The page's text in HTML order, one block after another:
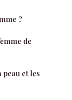
?
de
peau et les